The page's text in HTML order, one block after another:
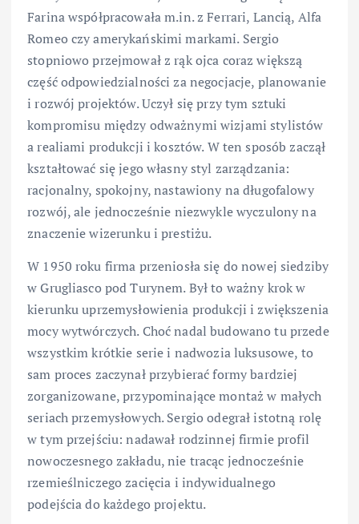
Farina współpracowała m.in. z Ferrari, Lancią, Alfa
Romeo czy amerykańskimi markami. Sergio
stopniowo przejmował z rąk ojca coraz większą
część odpowiedzialności za negocjacje, planowanie
i rozwój projektów. Uczył się przy tym sztuki
kompromisu między odważnymi wizjami stylistów
a realiami produkcji i kosztów. W ten sposób zaczął
kształtować się jego własny styl zarządzania:
racjonalny, spokojny, nastawiony na długofalowy
rozwój, ale jednocześnie niezwykle wyczulony na
znaczenie wizerunku i prestiżu.
W 1950 roku firma przeniosła się do nowej siedziby
w Grugliasco pod Turynem. Był to ważny krok w
kierunku uprzemysłowienia produkcji i zwiększenia
mocy wytwórczych. Choć nadal budowano tu przede
wszystkim krótkie serie i nadwozia luksusowe, to
sam proces zaczynał przybierać formy bardziej
zorganizowane, przypominające montaż w małych
seriach przemysłowych. Sergio odegrał istotną rolę
w tym przejściu: nadawał rodzinnej firmie profil
nowoczesnego zakładu, nie tracąc jednocześnie
rzemieślniczego zacięcia i indywidualnego
podejścia do każdego projektu.